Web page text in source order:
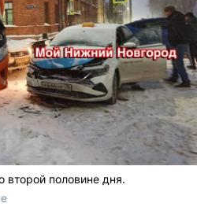
второй половине дня.